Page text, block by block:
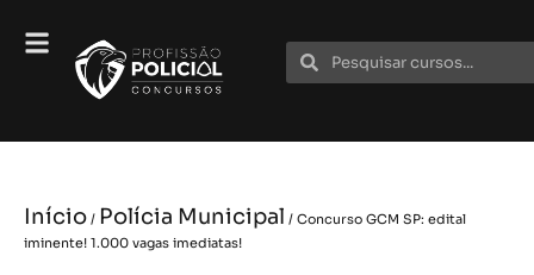
Início / Polícia Municipal / Concurso GCM SP: edital
iminente! 1.000 vagas imediatas!